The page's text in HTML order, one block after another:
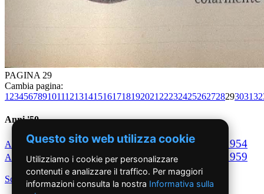
PAGINA 29
Cambia pagina:
1 23456789101112131415161718192021 2223242526272829303132
Anni '50
Anno1950Anno1951 Anno1952 Anno1953 1954
Anno 1955Anno1956 Anno1957Anno1958 1959
Scegli per decennio
Questo sito web utilizza cookie
Utilizziamo i cookie per personalizzare
contenuti e analizzare il traffico. Per maggiori
informazioni consulta la nostra Informativa sulla